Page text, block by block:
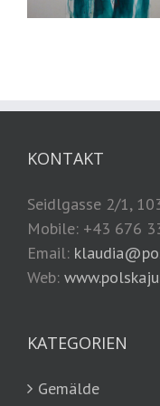
KONTAKT
Seidlgasse 2/1,
Mobile: +43 676
Email:
Web:
KATEGORIEN
Gemälde